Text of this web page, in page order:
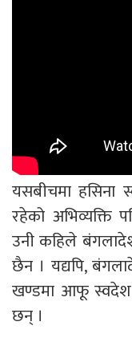
यसबीचमा हसिना
रहेको अभिव्यक्ति
उनी कहिले
छैन । यद्यपि,
खण्डमा आफू स्वदेश
छन् ।